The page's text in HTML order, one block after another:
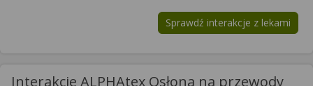
Sprawdź interakcje z lekami
Interakcje ALPHAtex Osłona na przewody